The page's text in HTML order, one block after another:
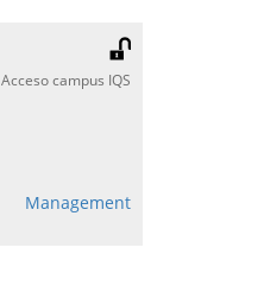
Acceso campus IQS
Management